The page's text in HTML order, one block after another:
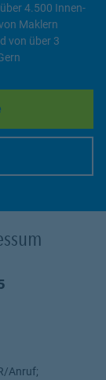
4.500 Innen-
Maklern
von über 3
New Tab
Anruf;